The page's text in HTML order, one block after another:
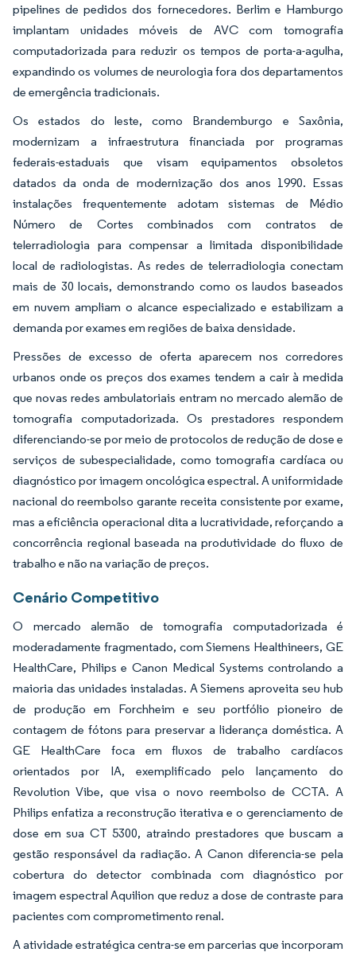
pipelines de pedidos dos fornecedores. Berlim e Hamburgo
implantam unidades móveis de AVC com tomografia
computadorizada para reduzir os tempos de porta-a-agulha,
expandindo os volumes de neurologia fora dos departamentos
de emergência tradicionais.
Os estados do leste, como Brandemburgo e Saxônia,
modernizam a infraestrutura financiada por programas
federais-estaduais que visam equipamentos obsoletos
datados da onda de modernização dos anos 1990. Essas
instalações frequentemente adotam sistemas de Médio
Número de Cortes combinados com contratos de
telerradiologia para compensar a limitada disponibilidade
local de radiologistas. As redes de telerradiologia conectam
mais de 30 locais, demonstrando como os laudos baseados
em nuvem ampliam o alcance especializado e estabilizam a
demanda por exames em regiões de baixa densidade.
Pressões de excesso de oferta aparecem nos corredores
urbanos onde os preços dos exames tendem a cair à medida
que novas redes ambulatoriais entram no mercado alemão de
tomografia computadorizada. Os prestadores respondem
diferenciando-se por meio de protocolos de redução de dose e
serviços de subespecialidade, como tomografia cardíaca ou
diagnóstico por imagem oncológica espectral. A uniformidade
nacional do reembolso garante receita consistente por exame,
mas a eficiência operacional dita a lucratividade, reforçando a
concorrência regional baseada na produtividade do fluxo de
trabalho e não na variação de preços.
Cenário Competitivo
O mercado alemão de tomografia computadorizada é
moderadamente fragmentado, com Siemens Healthineers, GE
HealthCare, Philips e Canon Medical Systems controlando a
maioria das unidades instaladas. A Siemens aproveita seu hub
de produção em Forchheim e seu portfólio pioneiro de
contagem de fótons para preservar a liderança doméstica. A
GE HealthCare foca em fluxos de trabalho cardíacos
orientados por IA, exemplificado pelo lançamento do
Revolution Vibe, que visa o novo reembolso de CCTA. A
Philips enfatiza a reconstrução iterativa e o gerenciamento de
dose em sua CT 5300, atraindo prestadores que buscam a
gestão responsável da radiação. A Canon diferencia-se pela
cobertura do detector combinada com diagnóstico por
imagem espectral Aquilion que reduz a dose de contraste para
pacientes com comprometimento renal.
A atividade estratégica centra-se em parcerias que incorporam